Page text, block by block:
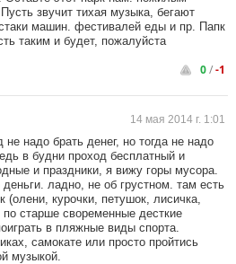
звучит тихая музыка, бегают
машин. фестивалей еды и пр. Папк
таким и будет, пожалуйста
0/-1
14 мая 2014 г. 1:01
надо брать денег, но тогда не надо
в будни проход бесплатный и
и праздники, я вижу горы мусора.
ладно, не об грустном. там есть
(олени, курочки, петушок, лисичка,
старше своременные десткие
в пляжные виды спорта.
самокате или просто пройтись
музыкой.